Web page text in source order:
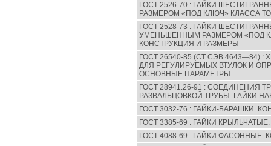
ГОСТ 2526-70 : ГАЙКИ
РАЗМЕРОМ «ПОД КЛЮЧ» КЛАССА
ГОСТ 2528-73 : ГАЙКИ
УМЕНЬШЕННЫМ РАЗМЕРОМ «ПОД
КОНСТРУКЦИЯ И РАЗМЕРЫ
ГОСТ 26540-85 (СТ СЭВ 4643—84)
ДЛЯ РЕГУЛИРУЕМЫХ ВТУЛОК И
ОСНОВНЫЕ ПАРАМЕТРЫ
ГОСТ 28941.26-91 : СОЕДИНЕНИЯ
РАЗВАЛЬЦОВКОЙ ТРУБЫ. ГАЙКИ
ГОСТ 3032-76 : ГАЙКИ-БАРАШКИ.
ГОСТ 3385-69 : ГАЙКИ
ГОСТ 4088-69 : ГАЙКИ ФАСОННЫЕ.